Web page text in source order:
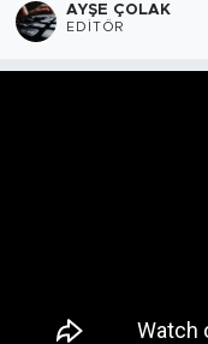
AYŞE ÇOLAK
EDITÖR